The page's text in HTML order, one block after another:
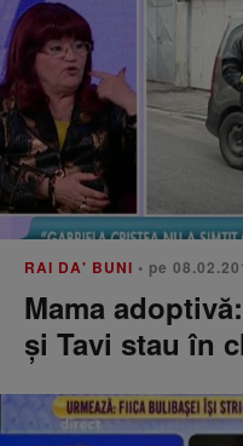
RAI DA' BUNI • pe
Mama
și Tavi stau în